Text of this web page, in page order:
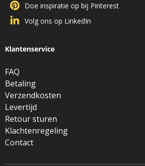
Doe inspiratie op bij Pinterest
Volg ons op LinkedIn
Klantenservice
FAQ
Betaling
Verzendkosten
Levertijd
Retour sturen
Klachtenregeling
Contact